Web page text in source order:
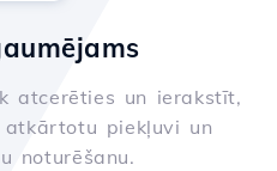
atcerēties un ierakstīt,
piekļuvi un
noturēšanu.